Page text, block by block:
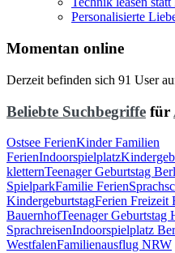
Personalisierte
Momentan online
Derzeit befinden sich 91 User
Beliebte Suchbegriffe für
Ostsee FerienKinder Familien
FerienIndoorspielplatz
kletternTeenager Geburtstag
SpielparkFamilie Ferien
KindergeburtstagFerien Freizeit
BauernhofTeenager Geburtstag
SprachreisenIndoorspielplatz
WestfalenFamilienausflug NRW